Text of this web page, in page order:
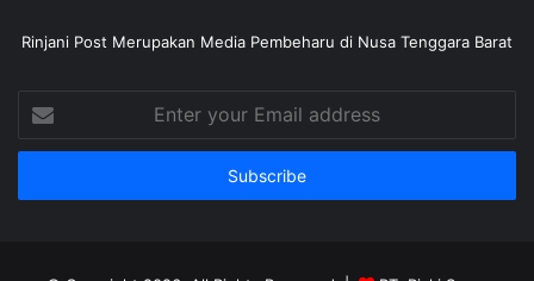
Rinjani Post Merupakan Media Pembeharu di Nusa Tenggara Barat
your
Email